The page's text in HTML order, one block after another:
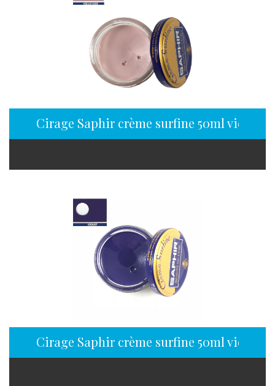
Cirage Saphir crème surfine 50ml vieux
Cirage Saphir crème surfine 50ml violet